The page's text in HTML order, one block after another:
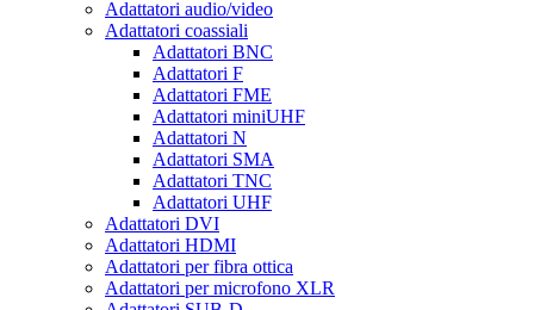
Adattatori audio/video
Adattatori coassiali
Adattatori BNC
Adattatori F
Adattatori FME
Adattatori miniUHF
Adattatori N
Adattatori SMA
Adattatori TNC
Adattatori UHF
Adattatori DVI
Adattatori HDMI
Adattatori per fibra ottica
Adattatori per microfono XLR